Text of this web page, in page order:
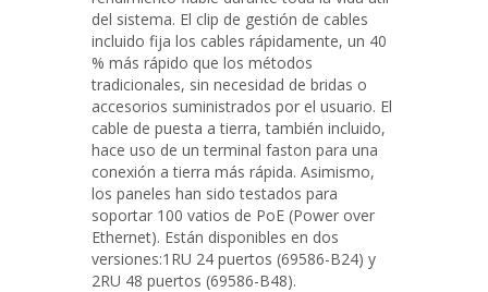
del sistema. El clip de gestión de cables
incluido fija los cables rápidamente, un 40
% más rápido que los métodos
tradicionales, sin necesidad de bridas o
accesorios suministrados por el usuario. El
cable de puesta a tierra, también incluido,
hace uso de un terminal faston para una
conexión a tierra más rápida. Asimismo,
los paneles han sido testados para
soportar 100 vatios de PoE (Power over
Ethernet). Están disponibles en dos
versiones:1RU 24 puertos (69586-B24) y
2RU 48 puertos (69586-B48).